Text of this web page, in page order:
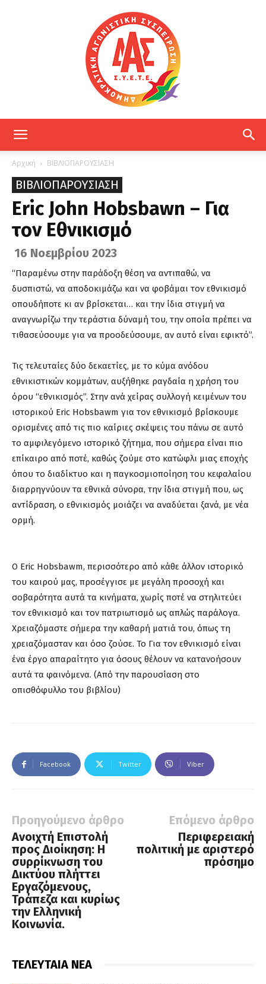
ΕΤΕ
Αρχική ΒΙΒΛΙΟΠΑΡΟΥΣΙΑΣΗ
ΒΙΒΛΙΟΠΑΡΟΥΣΙΑΣΗ
Eric John Hobsbawn – Για
τον Εθνικισμό
16 Νοεμβρίου 2023
“Παραμένω στην παράδοξη θέση να αντιπαθώ, να
δυσπιστώ, να αποδοκιμάζω και να φοβάμαι τον εθνικισμό
οπουδήποτε κι αν βρίσκεται… και την ίδια στιγμή να
αναγνωρίζω την τεράστια δύναμή του, την οποία πρέπει να
τιθασεύσουμε για να προοδεύσουμε, αν αυτό είναι εφικτό”.
Τις τελευταίες δύο δεκαετίες, με το κύμα ανόδου
εθνικιστικών κομμάτων, αυξήθηκε ραγδαία η χρήση του
όρου “εθνικισμός”. Στην ανά χείρας συλλογή κειμένων του
ιστορικού Eric Hobsbawm για τον εθνικισμό βρίσκουμε
ορισμένες από τις πιο καίριες σκέψεις του πάνω σε αυτό
το αμφιλεγόμενο ιστορικό ζήτημα, που σήμερα είναι πιο
επίκαιρο από ποτέ, καθώς ζούμε στο κατώφλι μιας εποχής
όπου το διαδίκτυο και η παγκοσμιοποίηση του κεφαλαίου
διαρρηγνύουν τα εθνικά σύνορα, την ίδια στιγμή που, ως
αντίδραση, ο εθνικισμός μοιάζει να αναδύεται ξανά, με νέα
ορμή.
Ο Eric Hobsbawm, περισσότερο από κάθε άλλον ιστορικό
του καιρού μας, προσέγγισε με μεγάλη προσοχή και
σοβαρότητα αυτά τα κινήματα, χωρίς ποτέ να στηλιτεύει
τον εθνικισμό και τον πατριωτισμό ως απλώς παράλογα.
Χρειαζόμαστε σήμερα την καθαρή ματιά του, όπως τη
χρειαζόμασταν και όσο ζούσε. Το Για τον εθνικισμό είναι
ένα έργο απαραίτητο για όσους θέλουν να κατανοήσουν
αυτά τα φαινόμενα. (Από την παρουσίαση στο
οπισθόφυλλο του βιβλίου)
Facebook Twitter Viber
Προηγούμενο άρθρο
Ανοιχτή Επιστολή
προς Διοίκηση: Η
συρρίκνωση του
Δικτύου πλήττει
Εργαζόμενους,
Τράπεζα και κυρίως
την Ελληνική
Κοινωνία.
Επόμενο άρθρο
Περιφερειακή
πολιτική με αριστερό
πρόσημο
ΤΕΛΕΥΤΑΙΑ ΝΕΑ